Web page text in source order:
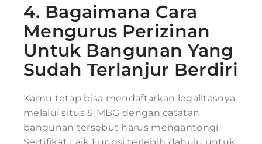
4. Bagaimana Cara
Mengurus Perizinan
Untuk Bangunan Yang
Sudah Terlanjur Berdiri
Kamu tetap bisa mendaftarkan legalitasnya
melalui situs SIMBG dengan catatan
bangunan tersebut harus mengantongi